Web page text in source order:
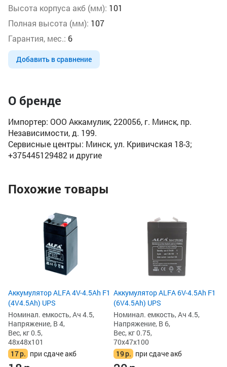
Высота корпуса акб (мм): 101
Полная высота (мм): 107
Гарантия, мес.: 6
Добавить в сравнение
О бренде
Импортер: ООО Аккамулик, 220056, г. Минск, пр.
Независимости, д. 199.
Сервисные центры: Минск, ул. Кривичская 18-3;
+375445129482 и другие
Похожие товары
Аккумулятор ALFA 4V-4.5Ah F1
(4V4.5Ah) UPS
Номинал. емкость, Ач 4.5,
Напряжение, В 4,
Вес, кг 0.5,
48x48x101
17р. при сдаче акб
Аккумулятор ALFA 6V-4.5Ah F1
(6V4.5Ah) UPS
Номинал. емкость, Ач 4.5,
Напряжение, В 6,
Вес, кг 0.75,
70x47x100
19р. при сдаче акб